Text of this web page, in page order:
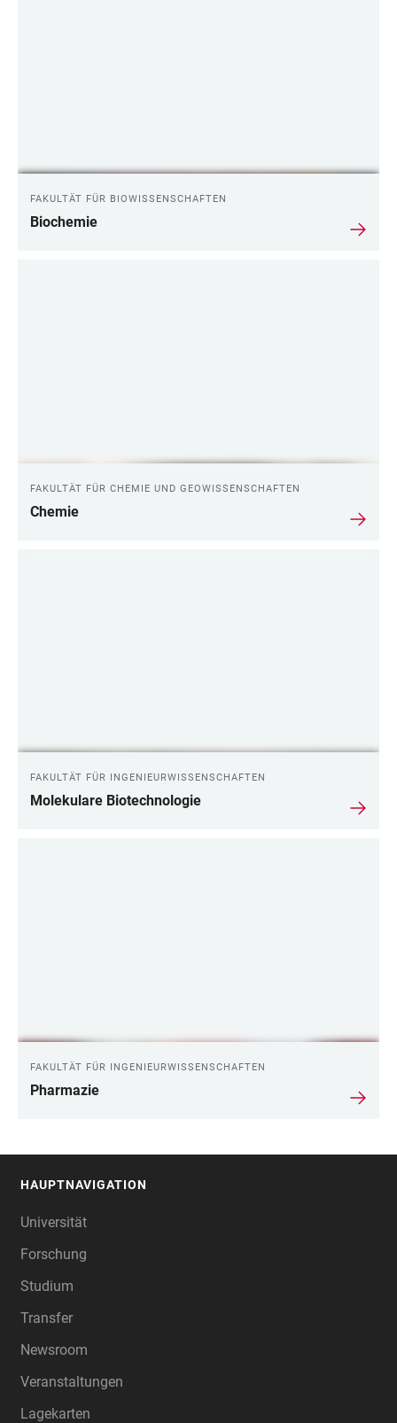
FAKULTÄT FÜR BIOWISSENSCHAFTEN
Biochemie
FAKULTÄT FÜR CHEMIE UND GEOWISSENSCHAFTEN
Chemie
FAKULTÄT FÜR INGENIEURWISSENSCHAFTEN
Molekulare Biotechnologie
FAKULTÄT FÜR INGENIEURWISSENSCHAFTEN
Pharmazie
HAUPTNAVIGATION
Universität
Forschung
Studium
Transfer
Newsroom
Veranstaltungen
Lagekarten